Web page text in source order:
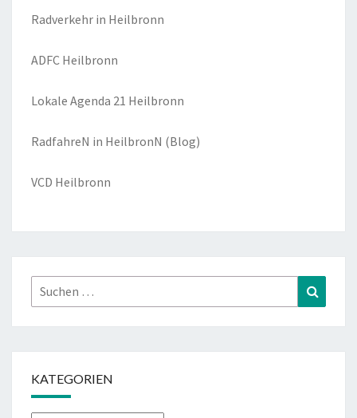
Radverkehr in Heilbronn
ADFC Heilbronn
Lokale Agenda 21 Heilbronn
RadfahreN in HeilbronN (Blog)
VCD Heilbronn
Suchen
nach:
KATEGORIEN